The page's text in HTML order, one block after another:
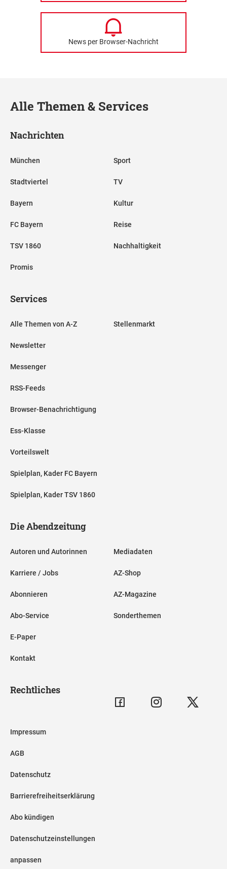
News per Browser-Nachricht
Alle Themen & Services
Nachrichten
München
Stadtviertel
Bayern
FC Bayern
TSV 1860
Promis
Sport
TV
Kultur
Reise
Nachhaltigkeit
Services
Alle Themen von A-Z
Newsletter
Messenger
RSS-Feeds
Browser-Benachrichtigung
Ess-Klasse
Vorteilswelt
Spielplan, Kader FC Bayern
Spielplan, Kader TSV 1860
Stellenmarkt
Die Abendzeitung
Autoren und Autorinnen
Karriere / Jobs
Abonnieren
Abo-Service
E-Paper
Kontakt
Mediadaten
AZ-Shop
AZ-Magazine
Sonderthemen
Rechtliches
Impressum
AGB
Datenschutz
Barrierefreiheitserklärung
Abo kündigen
Datenschutzeinstellungen
anpassen